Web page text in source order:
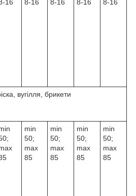
16 8-16 8-16 8-16 8-16
вугілля, брикети
min
50;
max
85
min
50;
max
85
min
50;
max
85
min
50;
max
85